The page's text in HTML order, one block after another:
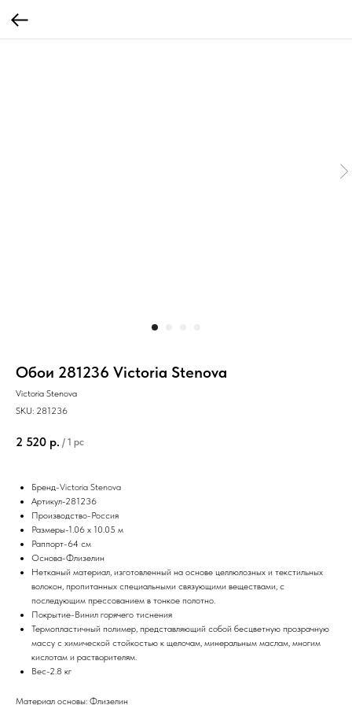
Обои 281236 Victoria Stenova
Victoria Stenova
SKU: 281236
2 520 р. / 1 pc
Бренд-Victoria Stenova
Артикул-281236
Производство-Россия
Размеры-1.06 x 10.05 м
Раппорт-64 см
Основа-Флизелин
Нетканый материал, изготовленный на основе целлюлозных и текстильных
волокон, пропитанных специальными связующими веществами, с
последующим прессованием в тонкое полотно.
Покрытие-Винил горячего тиснения
Термопластичный полимер, представляющий собой бесцветную прозрачную
массу с химической стойкостью к щелочам, минеральным маслам, многим
кислотам и растворителям.
Вес-2.8 кг
Материал основы: Флизелин